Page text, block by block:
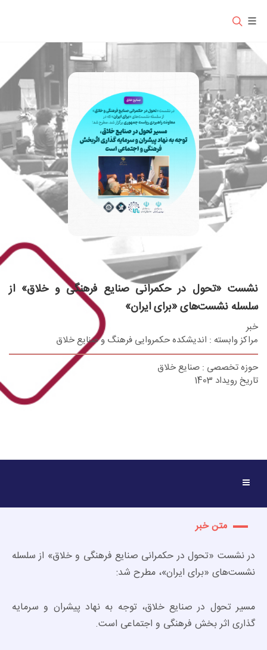
نشست «تحول در حکمرانی صنایع فرهنگی و خلاق» از
سلسله نشست‌های «برای ایران»
خبر
مراکز وابسته : اندیشکده حکمروایی فرهنگ و صنایع خلاق
حوزه تخصصی : صنایع خلاق
تاریخ رویداد 1403
متن خبر
در نشست «تحول در حکمرانی صنایع فرهنگی و خلاق» از سلسله
نشست‌های «برای ایران»، مطرح شد:
مسیر تحول در صنایع خلاق، توجه به نهاد پیشران و سرمایه
گذاری اثر بخش فرهنگی و اجتماعی است.